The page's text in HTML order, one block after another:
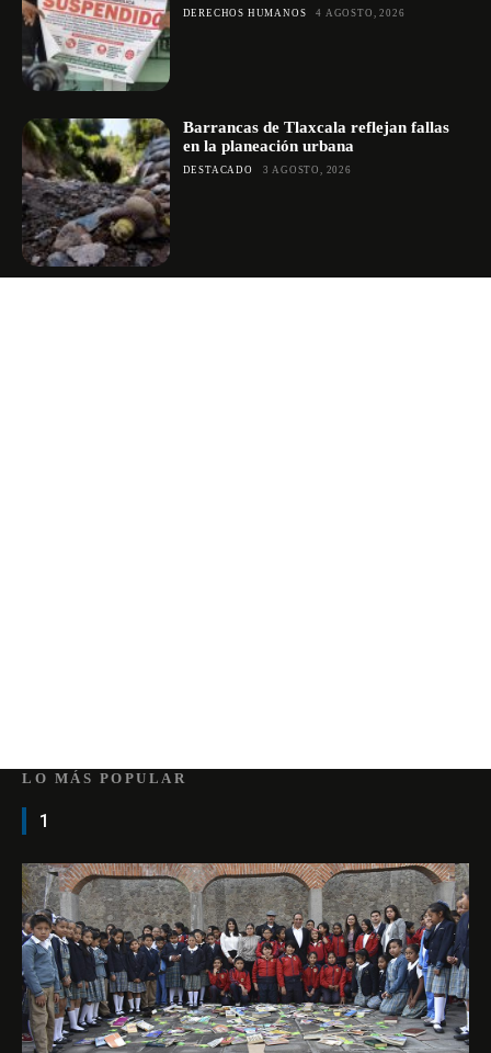
DERECHOS HUMANOS 4 AGOSTO, 2026
Barrancas de Tlaxcala reflejan fallas
en la planeación urbana
DESTACADO 3 AGOSTO, 2026
LO MÁS POPULAR
1